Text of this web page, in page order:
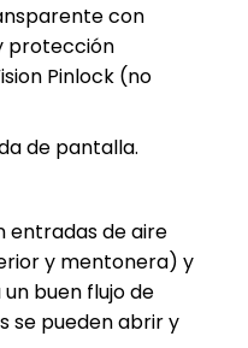
con
protección
Pinlock (no
de pantalla.
entradas de aire
y mentonera) y
buen flujo de
se pueden abrir y